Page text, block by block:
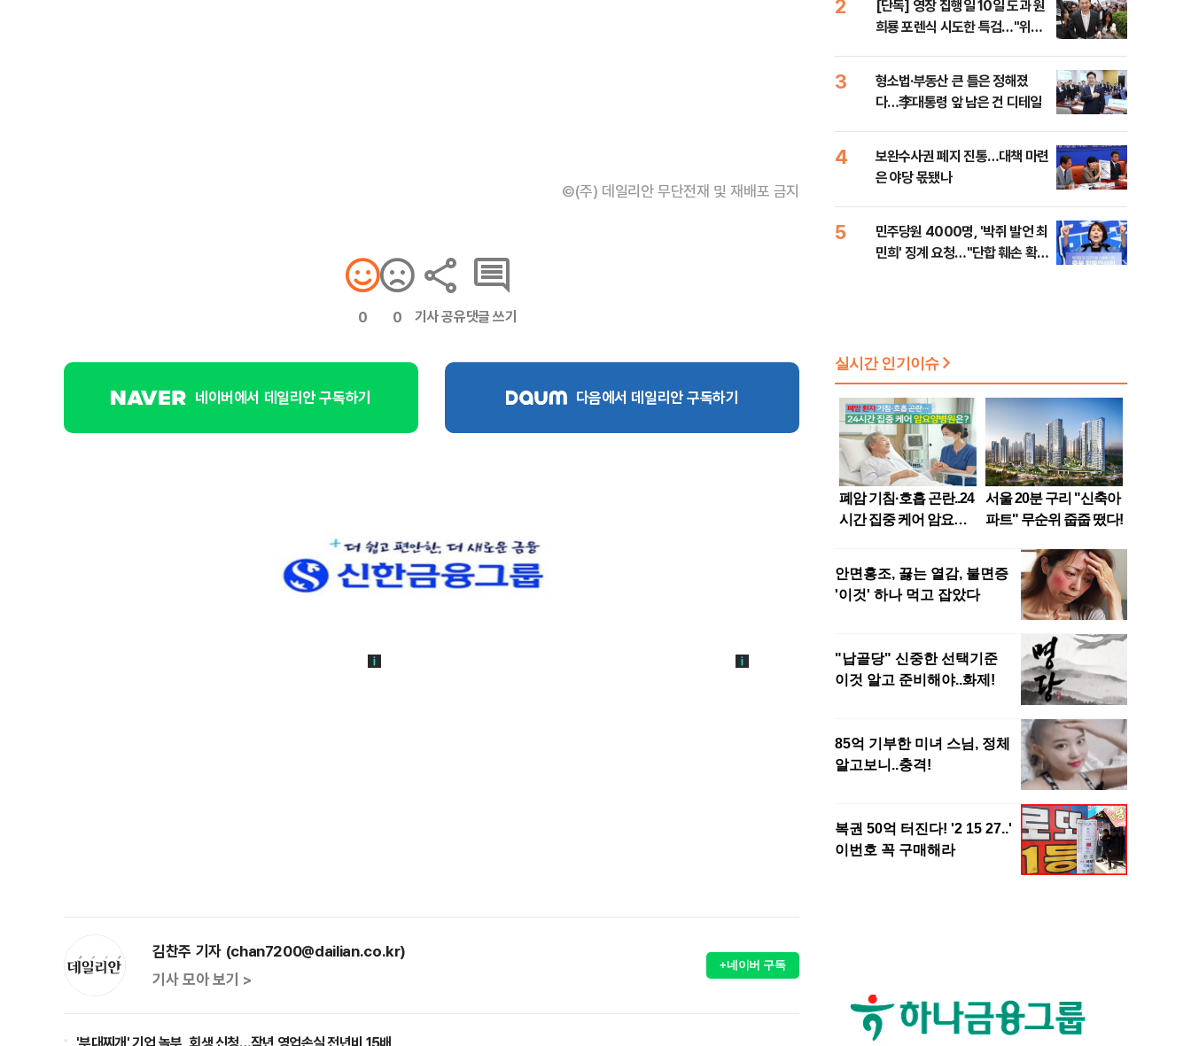
©(주) 데일리안 무단전재 및 재배포 금지
0 0 기사 공유댓글 쓰기
네이버에서 데일리안 구독하기 다음에서 데일리안 구독하기
김찬주 기자 (chan7200@dailian.co.kr)
기사 모아 보기 >
+네이버 구독
2
[단독] 영장 집행일 10일 도과 원
희룡 포렌식 시도한 특검…"위법
3
형소법·부동산 큰 틀은 정해졌
다…李대통령 앞 남은 건 디테일
4
보완수사권 폐지 진통…대책 마련
은 야당 몫됐나
5
민주당원 4000명, '박쥐 발언 최
민희' 징계 요청…"단합 훼손 확인